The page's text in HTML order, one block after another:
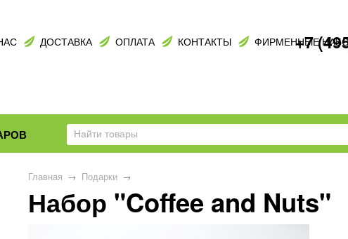
ДОСТАВКА ОПЛАТА КОНТАКТЫ ФИРМЕННЫЕ
+7
Главная → Подарки →
Набор "Coffee and Nuts"